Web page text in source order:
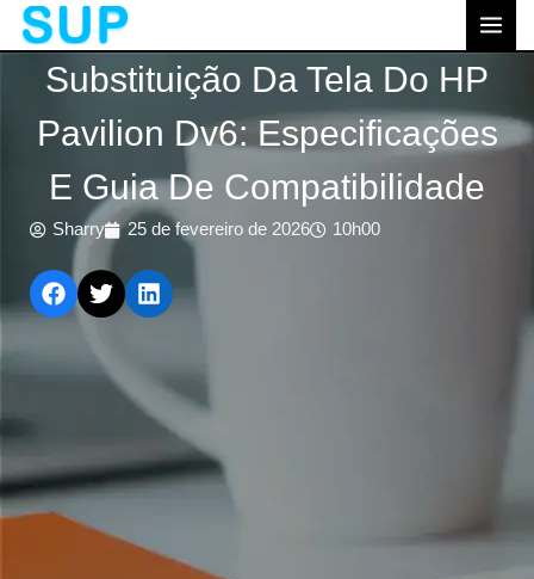
至
Substituição Da Tela Do HP
Pavilion Dv6: Especificações
E Guia De Compatibilidade
Sharry 25 de fevereiro de 2026 10h00